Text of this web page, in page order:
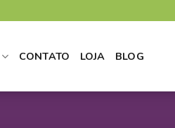
CONTATO LOJA BLOG